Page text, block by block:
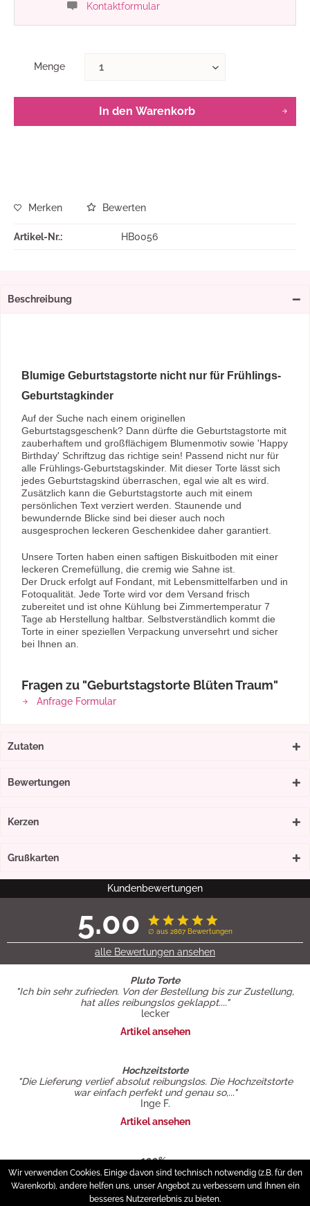
Kontaktformular
Menge
In den Warenkorb
Merken Bewerten
Artikel-Nr.: HB0056
Beschreibung
Blumige Geburtstagstorte nicht nur für Frühlings-
Geburtstagkinder
Auf der Suche nach einem originellen
Geburtstagsgeschenk? Dann dürfte die Geburtstagstorte mit
zauberhaftem und großflächigem Blumenmotiv sowie 'Happy
Birthday' Schriftzug das richtige sein! Passend nicht nur für
alle Frühlings-Geburtstagskinder. Mit dieser Torte lässt sich
jedes Geburtstagskind überraschen, egal wie alt es wird.
Zusätzlich kann die Geburtstagstorte auch mit einem
persönlichen Text verziert werden. Staunende und
bewundernde Blicke sind bei dieser auch noch
ausgesprochen leckeren Geschenkidee daher garantiert.
Unsere Torten haben einen saftigen Biskuitboden mit einer
leckeren Cremefüllung, die cremig wie Sahne ist.
Der Druck erfolgt auf Fondant, mit Lebensmittelfarben und in
Fotoqualität. Jede Torte wird vor dem Versand frisch
zubereitet und ist ohne Kühlung bei Zimmertemperatur 7
Tage ab Herstellung haltbar. Selbstverständlich kommt die
Torte in einer speziellen Verpackung unversehrt und sicher
bei Ihnen an.
Fragen zu "Geburtstagstorte Blüten Traum"
Anfrage Formular
Zutaten
Bewertungen
Kerzen
Grußkarten
Kundenbewertungen
5.00 ∅ aus 2867 Bewertungen
alle Bewertungen ansehen
Pluto Torte
"Ich bin sehr zufrieden. Von der Bestellung bis zur Zustellung,
hat alles reibungslos geklappt...."
lecker
Artikel ansehen
Hochzeitstorte
"Die Lieferung verlief absolut reibungslos. Die Hochzeitstorte
war einfach perfekt und genau so,..."
Inge F.
Artikel ansehen
100%...
"Die Torte sah sehr schön aus und war unglaublich lecker. Wir
konnten schon vorab bei..."
Michaela Unger
Wir verwenden Cookies. Einige davon sind technisch notwendig (z.B. für den
Warenkorb), andere helfen uns, unser Angebot zu verbessern und Ihnen ein
besseres Nutzererlebnis zu bieten.